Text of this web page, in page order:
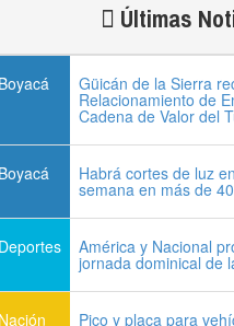
Últimas
Güicán de la Sierra
Relacionamiento de
Cadena de Valor del
Habrá cortes de luz
semana en más de
América y Nacional
jornada dominical de
Pico y placa para